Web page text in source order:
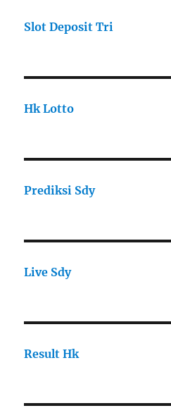
Slot Deposit Tri
Hk Lotto
Prediksi Sdy
Live Sdy
Result Hk